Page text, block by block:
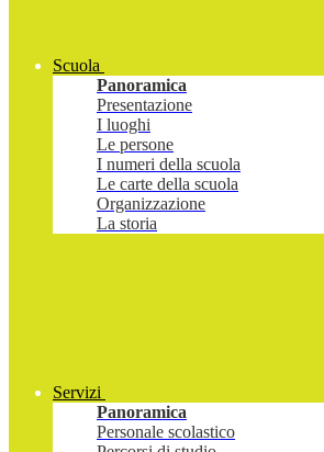
Scuola
Panoramica
Presentazione
I luoghi
Le persone
I numeri della scuola
Le carte della scuola
Organizzazione
La storia
Servizi
Panoramica
Personale scolastico